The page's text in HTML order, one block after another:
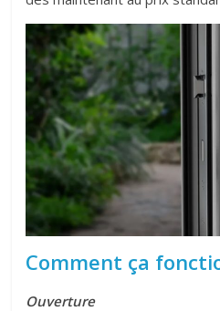
Comment ça
Ouverture